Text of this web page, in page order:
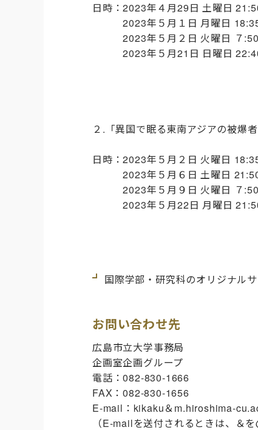
日時：2023年４月29日 土曜日
2023年５月１日 月曜日 18:35
2023年５月２日 火曜日 ７:50
2023年５月21日 日曜日 22:40
２.「異国で眠る東南アジアの被爆者
日時：2023年５月２日 火曜日
2023年５月６日 土曜日 21:50
2023年５月９日 火曜日 ７:50
2023年５月22日 月曜日 21:50
国際学部・研究科のオリジナル
お問い合わせ先
広島市立大学事務局
企画室企画グループ
電話：082-830-1666
FAX：082-830-1656
E-mail：kikaku＆m.hiroshima-
（E-mailを送付されるときは、＆